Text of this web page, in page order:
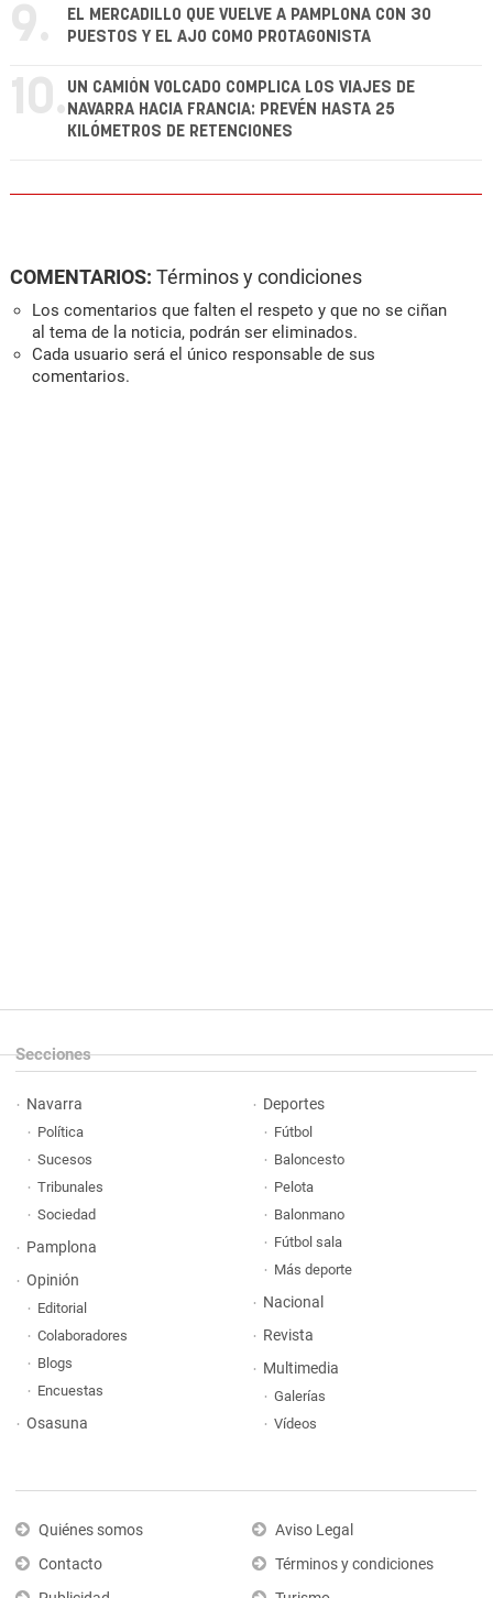
9.
EL MERCADILLO QUE VUELVE A PAMPLONA CON 30
PUESTOS Y EL AJO COMO PROTAGONISTA
10. UN CAMIÓN VOLCADO COMPLICA LOS VIAJES DE
NAVARRA HACIA FRANCIA: PREVÉN HASTA 25
KILÓMETROS DE RETENCIONES
COMENTARIOS: Términos y condiciones
Los comentarios que falten el respeto y que no se ciñan
al tema de la noticia, podrán ser eliminados.
Cada usuario será el único responsable de sus
comentarios.
Secciones
Navarra
Política
Sucesos
Tribunales
Sociedad
Pamplona
Opinión
Editorial
Colaboradores
Blogs
Encuestas
Osasuna
Deportes
Fútbol
Baloncesto
Pelota
Balonmano
Fútbol sala
Más deporte
Nacional
Revista
Multimedia
Galerías
Vídeos
Quiénes somos
Contacto
Aviso Legal
Términos y condiciones